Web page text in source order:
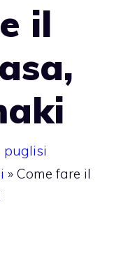
il
» Come fare il